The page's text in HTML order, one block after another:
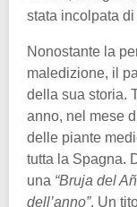
stata incolpata
Nonostante la
maledizione, il
della sua storia.
anno, nel mese
delle piante
tutta la Spagna.
una “Bruja del
dell’anno”. Un